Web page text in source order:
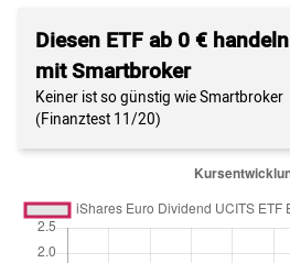
Diesen ETF ab 0 € handeln
mit Smartbroker
Keiner ist so günstig wie Smartbroker
(Finanztest 11/20)